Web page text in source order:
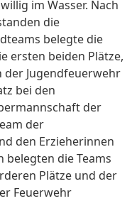
im Wasser. Nach
die
belegte die
ersten beiden Plätze,
der Jugendfeuerwehr
bei den
der
der
den Erzieherinnen
belegten die Teams
Plätze und der
Feuerwehr